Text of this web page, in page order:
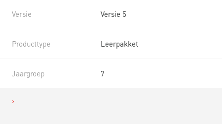
Versie Versie 5
Producttype Leerpakket
Jaargroep 7